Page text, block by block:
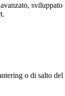
sviluppato
o di salto del